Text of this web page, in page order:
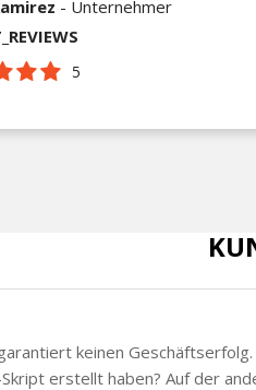
- Unternehmer
5
keinen
erstellt haben? Auf der